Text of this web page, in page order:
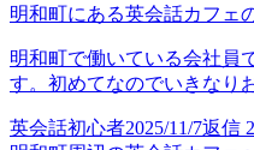
明和町にある英会話カフェ
明和町で働いている会社員
す。初めてなのでいきなり
英会話初心者2025/11/7返信 2